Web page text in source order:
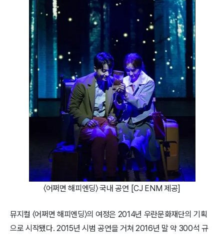
〈어쩌면 해피엔딩〉 국내 공연 [CJ ENM 제공]
뮤지컬 〈어쩌면 해피엔딩〉의 여정은 2014년 우란문화재단의 기획
으로 시작됐다. 2015년 시범 공연을 거쳐 2016년 말 약 300석 규